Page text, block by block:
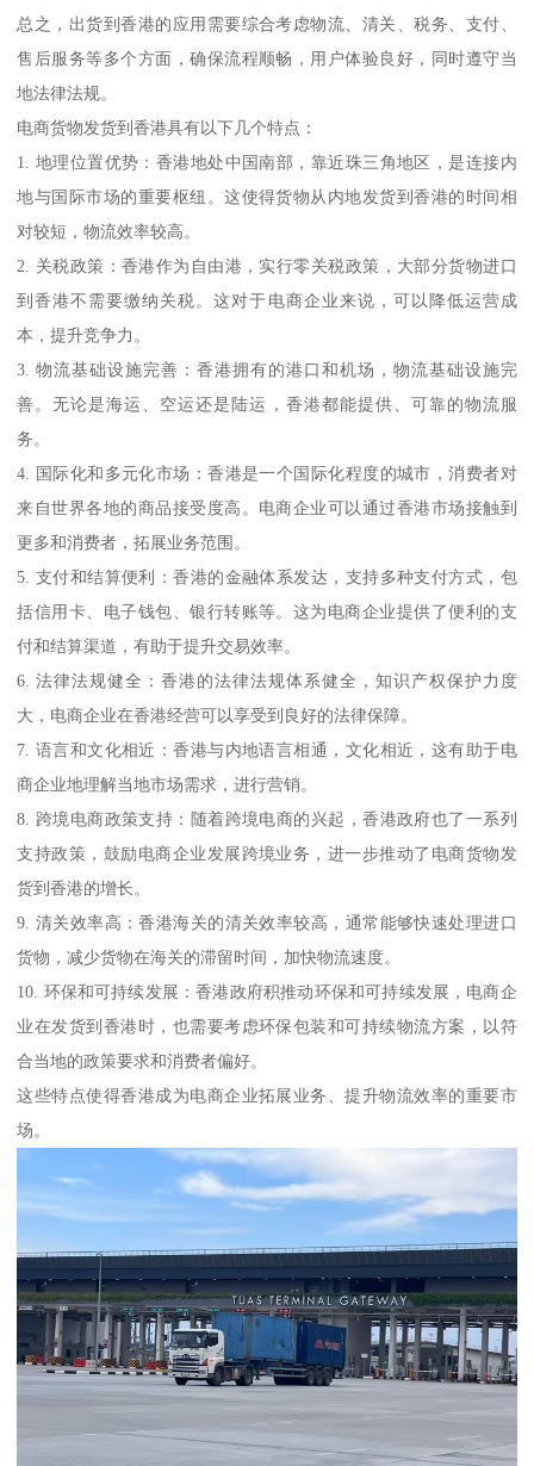
总之，出货到香港的应用需要综合考虑物流、清关、税务、支付、
售后服务等多个方面，确保流程顺畅，用户体验良好，同时遵守当
地法律法规。
电商货物发货到香港具有以下几个特点：
1. 地理位置优势：香港地处中国南部，靠近珠三角地区，是连接内
地与国际市场的重要枢纽。这使得货物从内地发货到香港的时间相
对较短，物流效率较高。
2. 关税政策：香港作为自由港，实行零关税政策，大部分货物进口
到香港不需要缴纳关税。这对于电商企业来说，可以降低运营成
本，提升竞争力。
3. 物流基础设施完善：香港拥有的港口和机场，物流基础设施完
善。无论是海运、空运还是陆运，香港都能提供、可靠的物流服
务。
4. 国际化和多元化市场：香港是一个国际化程度的城市，消费者对
来自世界各地的商品接受度高。电商企业可以通过香港市场接触到
更多和消费者，拓展业务范围。
5. 支付和结算便利：香港的金融体系发达，支持多种支付方式，包
括信用卡、电子钱包、银行转账等。这为电商企业提供了便利的支
付和结算渠道，有助于提升交易效率。
6. 法律法规健全：香港的法律法规体系健全，知识产权保护力度
大，电商企业在香港经营可以享受到良好的法律保障。
7. 语言和文化相近：香港与内地语言相通，文化相近，这有助于电
商企业地理解当地市场需求，进行营销。
8. 跨境电商政策支持：随着跨境电商的兴起，香港政府也了一系列
支持政策，鼓励电商企业发展跨境业务，进一步推动了电商货物发
货到香港的增长。
9. 清关效率高：香港海关的清关效率较高，通常能够快速处理进口
货物，减少货物在海关的滞留时间，加快物流速度。
10. 环保和可持续发展：香港政府积推动环保和可持续发展，电商企
业在发货到香港时，也需要考虑环保包装和可持续物流方案，以符
合当地的政策要求和消费者偏好。
这些特点使得香港成为电商企业拓展业务、提升物流效率的重要市
场。